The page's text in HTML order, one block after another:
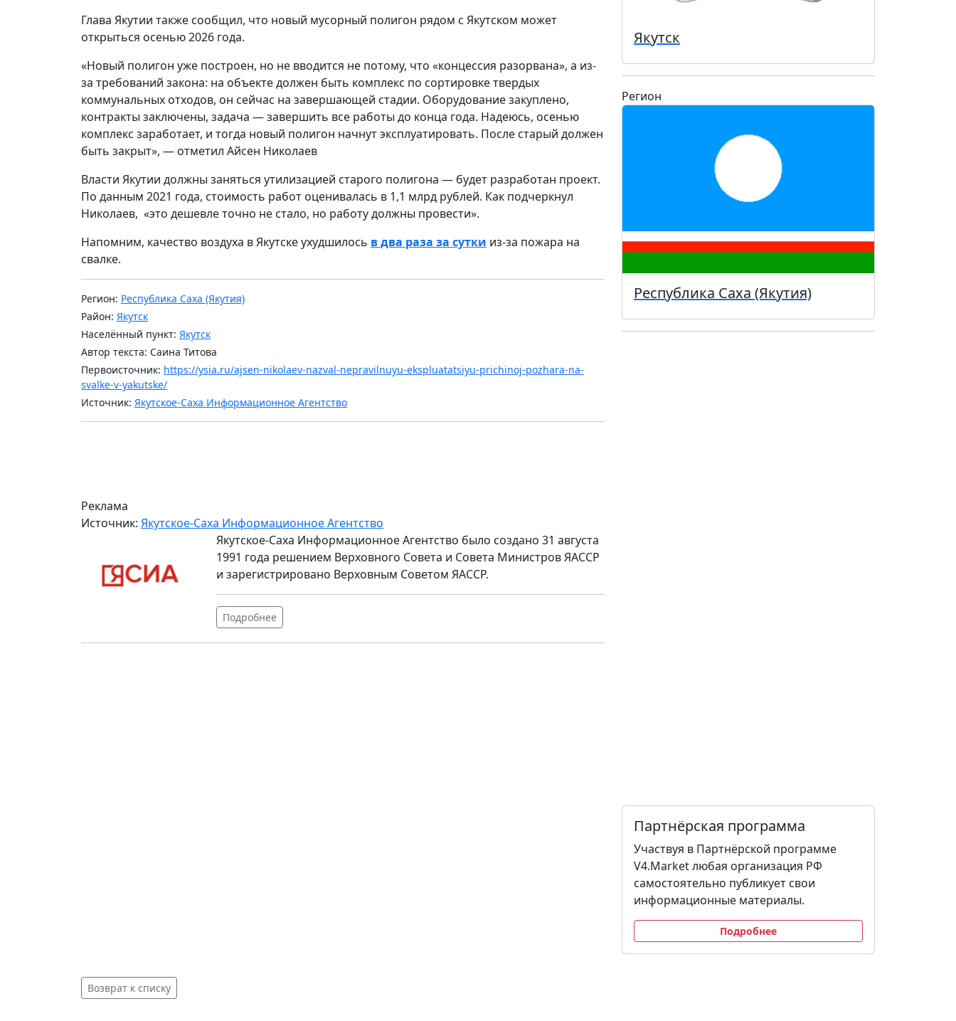
Глава Якутии также сообщил, что новый мусорный полигон рядом с Якутском может
открыться осенью 2026 года.
«Новый полигон уже построен, но не вводится не потому, что «концессия разорвана», а из-
за требований закона: на объекте должен быть комплекс по сортировке твердых
коммунальных отходов, он сейчас на завершающей стадии. Оборудование закуплено,
контракты заключены, задача — завершить все работы до конца года. Надеюсь, осенью
комплекс заработает, и тогда новый полигон начнут эксплуатировать. После старый должен
быть закрыт», — отметил Айсен Николаев
Власти Якутии должны заняться утилизацией старого полигона — будет разработан проект.
По данным 2021 года, стоимость работ оценивалась в 1,1 млрд рублей. Как подчеркнул
Николаев, «это дешевле точно не стало, но работу должны провести».
Напомним, качество воздуха в Якутске ухудшилось в два раза за сутки из-за пожара на
свалке.
Регион: Республика Саха (Якутия)
Район: Якутск
Населённый пункт: Якутск
Автор текста: Саина Титова
Первоисточник: https://ysia.ru/ajsen-nikolaev-nazval-nepravilnuyu-ekspluatatsiyu-prichinoj-pozhara-na-
svalke-v-yakutske/
Источник: Якутское-Саха Информационное Агентство
Реклама
Источник: Якутское-Саха Информационное Агентство
Якутское-Саха Информационное Агентство было создано 31 августа
1991 года решением Верховного Совета и Совета Министров ЯАССР
и зарегистрировано Верховным Советом ЯАССР.
Подробнее
Якутск
Регион
Республика Саха (Якутия)
Партнёрская программа
Участвуя в Партнёрской программе
V4.Market любая организация РФ
самостоятельно публикует свои
информационные материалы.
Подробнее
Возврат к списку